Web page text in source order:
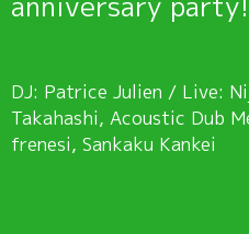
DJ: Patrice Julien / Live:
Takahashi, Acoustic Dub
frenesi, Sankaku Kankei